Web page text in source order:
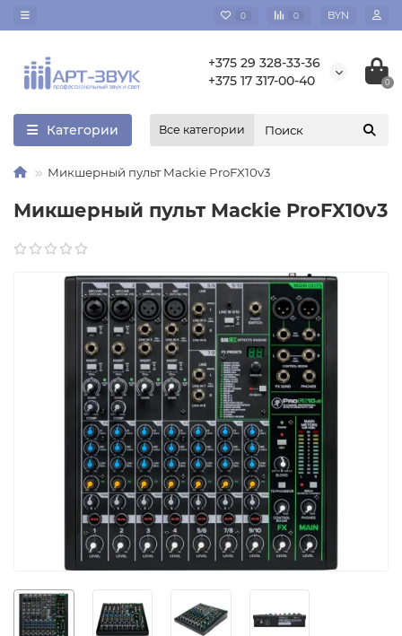
0 0 BYN
+375 29 328-33-36
+375 17 317-00-40
0
Категории Все категории
Микшерный пульт Mackie ProFX10v3
Микшерный пульт Mackie ProFX10v3